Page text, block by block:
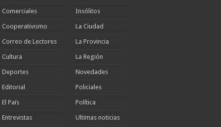
Comerciales
Cooperativismo
Correo de Lectores
Cultura
Deportes
Editorial
El País
Entrevistas
Insólitos
La Ciudad
La Provincia
La Región
Novedades
Policiales
Política
Ultimas noticias